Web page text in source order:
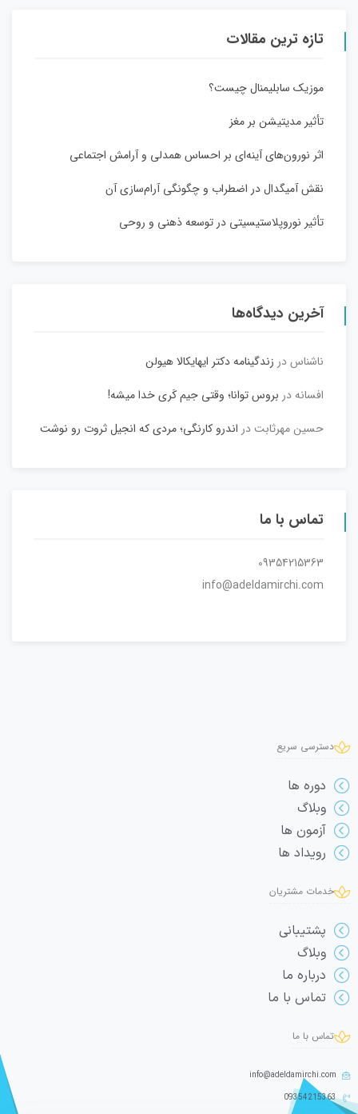
تازه ترین مقالات
موزیک سابلیمنال چیست؟
تأثیر مدیتیشن بر مغز
اثر نورون‌های آینه‌ای بر احساس همدلی و آرامش اجتماعی
نقش آمیگدال در اضطراب و چگونگی آرام‌سازی آن
تأثیر نوروپلاستیسیتی در توسعه ذهنی و روحی
آخرین دیدگاه‌ها
ناشناسدر زندگینامه دکتر ایهایکالا هیولن
افسانه در بروس توانا؛ وقتی جیم کَری خدا میشه!
حسین مهرثابتدر اندرو کارنگی؛ مردی که انجیل ثروت رو نوشت
تماس با ما
09354215363
info@adeldamirchi.com
دسترسی سریع
دوره ها
وبلاگ
آزمون ها
رویداد ها
خدمات مشتریان
پشتیبانی
وبلاگ
درباره ما
تماس با ما
تماس با ما
info@adeldamirchi.com
09354215363